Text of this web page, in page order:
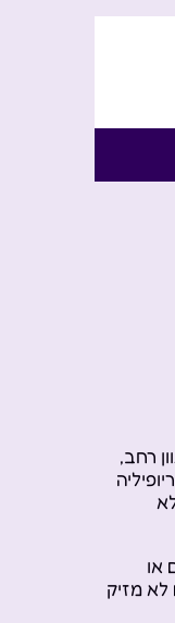
רחב,
או
לא מזיק